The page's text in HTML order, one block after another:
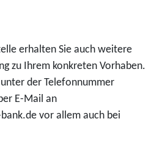
erhalten Sie auch weitere
zu Ihrem konkreten Vorhaben.
der Telefonnummer
E-Mail an
vor allem auch bei